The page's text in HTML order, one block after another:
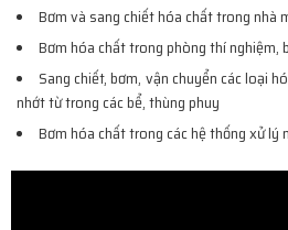
Bơm và sang chiết hóa chất trong nhà
Bơm hóa chất trong phòng thí nghiệm,
Sang chiết, bơm, vận chuyển các loại
nhớt từ trong các bể, thùng phuy
Bơm hóa chất trong các hệ thống xử lý